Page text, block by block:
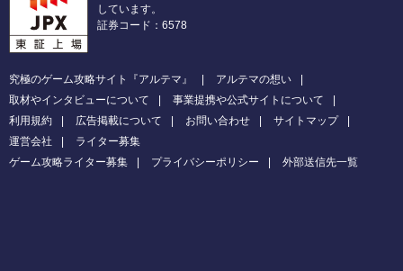
しています。
証券コード：6578
究極のゲーム攻略サイト『アルテマ』
アルテマの想い
取材やインタビューについて
事業提携や公式サイトについて
利用規約
広告掲載について お問い合わせ
サイトマップ
運営会社
ライター募集
ゲーム攻略ライター募集
プライバシーポリシー 外部送信先一覧